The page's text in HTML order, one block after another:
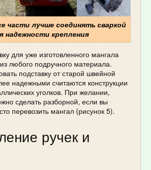
части лучше соединять сваркой
надежности крепления
для уже изготовленного мангала
любого подручного материала.
подставку от старой швейной
надежными считаются конструкции
уголков. При желании,
сделать разборной, если вы
перевозить мангал (рисунок 5).
ручек и